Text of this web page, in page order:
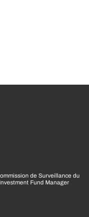
de Surveillance du
Fund Manager